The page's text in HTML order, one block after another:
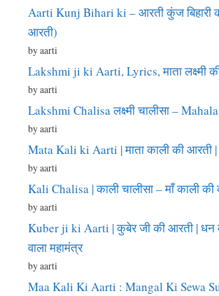
Aarti Kunj Bihari ki – आरती कुंज बिहारी
आरती)
by aarti
Lakshmi ji ki Aarti, Lyrics, माता लक्ष्मी
by aarti
Lakshmi Chalisa लक्ष्मी चालीसा –
by aarti
Mata Kali ki Aarti | माता काली की
by aarti
Kali Chalisa | काली चालीसा – माँ काली
by aarti
Kuber ji ki Aarti | कुबेर जी की आरती | धन
वाला महामंत्र
by aarti
Maa Kali Ki Aarti : Mangal Ki Sewa